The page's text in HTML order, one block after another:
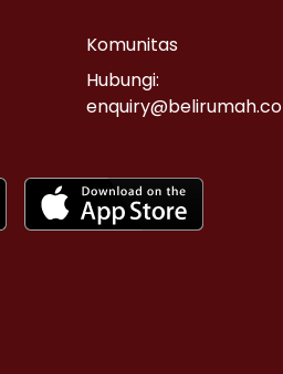
Komunitas
Hubungi:
enquiry@belirumah.co